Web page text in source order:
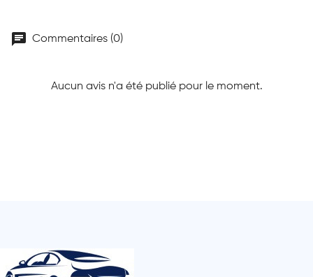
chat Commentaires (0)
Aucun avis n'a été publié pour le moment.